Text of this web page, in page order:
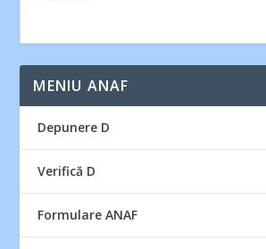
MENIU ANAF
Depunere D
Verifică D
Formulare ANAF